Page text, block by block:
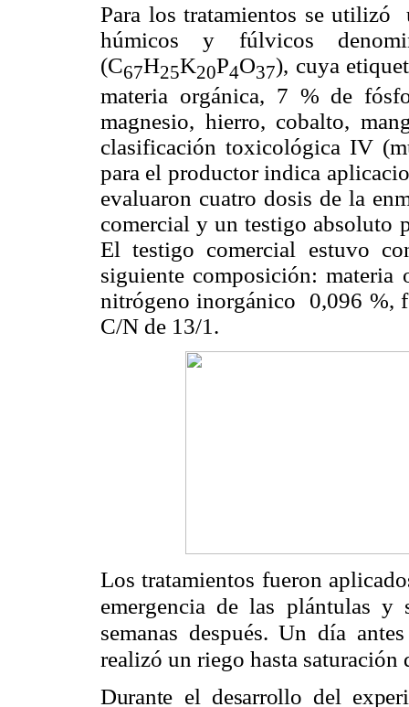
Para los tratamientos se utilizó
húmicos y fúlvicos
(C67H25K20P4O37), cuya
materia orgánica, 7 % de
magnesio, hierro, cobalto,
clasificación toxicológica IV
para el productor indica
evaluaron cuatro dosis de la
comercial y un testigo absoluto
El testigo comercial estuvo
siguiente composición:
nitrógeno inorgánico 0,096 %,
C/N de 13/1.
Los tratamientos fueron
emergencia de las plántulas
semanas después. Un día
realizó un riego hasta saturación
Durante el desarrollo del